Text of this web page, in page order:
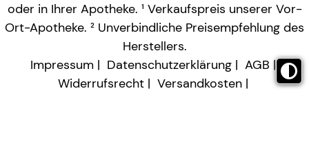
oder in Ihrer Apotheke. ¹ Verkaufspreis unserer Vor-
Ort-Apotheke. ² Unverbindliche Preisempfehlung des
Herstellers.
Impressum
Datenschutzerklärung
AGB
Widerrufsrecht
Versandkosten